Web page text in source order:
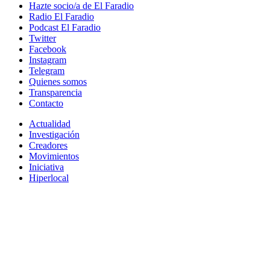
Hazte socio/a de El Faradio
Radio El Faradio
Podcast El Faradio
Twitter
Facebook
Instagram
Telegram
Quienes somos
Transparencia
Contacto
Actualidad
Investigación
Creadores
Movimientos
Iniciativa
Hiperlocal